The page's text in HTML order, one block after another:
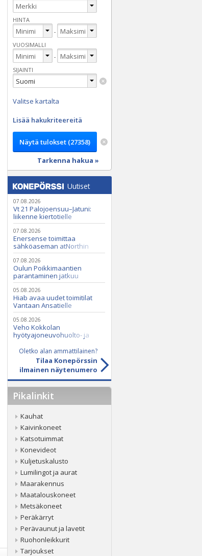
HINTA
-
VUOSIMALLI
-
SIJAINTI
Valitse kartalta
Lisää hakukriteereitä
Tarkenna hakua »
Uutiset
07.08.2026
Vt 21 Palojoensuu–Jatuni:
liikenne kiertotielle
Nunasjoen silloilla
07.08.2026
Enersense toimittaa
sähköaseman atNorthin
datakeskukseen
07.08.2026
Oulun Poikkimaantien
parantaminen jatkuu
05.08.2026
Hiab avaa uudet toimitilat
Vantaan Ansatielle
05.08.2026
Veho Kokkolan
hyötyajoneuvohuolto- ja
Oy:lle lokakuussa
Oletko alan ammattilainen?
Tilaa Konepörssin
ilmainen näytenumero
Pikalinkit
Kauhat
Kaivinkoneet
Katsotuimmat
Konevideot
Kuljetuskalusto
Lumilingot ja aurat
Maarakennus
Maatalouskoneet
Metsäkoneet
Peräkärryt
Perävaunut ja lavetit
Ruohonleikkurit
Tarjoukset